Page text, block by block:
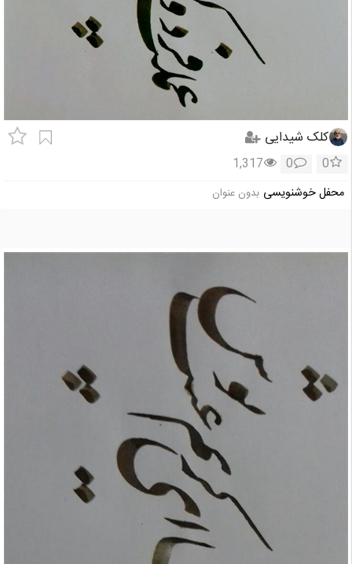
کلک شیدایی
0
0
1,317
محفل خوشنویسی بدون عنوان